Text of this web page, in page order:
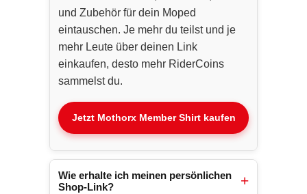
und Zubehör für dein Moped
eintauschen. Je mehr du teilst und je
mehr Leute über deinen Link
einkaufen, desto mehr RiderCoins
sammelst du.
Jetzt Mothorx Member Shirt kaufen
Wie erhalte ich meinen persönlichen
Shop-Link?